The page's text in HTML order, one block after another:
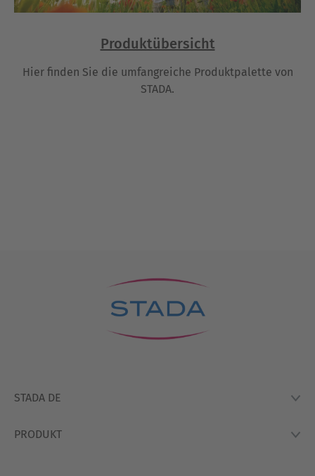
Produktübersicht
Hier finden Sie die umfangreiche Produktpalette von
STADA.
STADA DE
Lexikon
PRODUKT